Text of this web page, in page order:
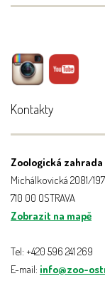
Kontakty
Zoologická
Michálkovická 2081/197
710 00 OSTRAVA
Zobrazit na mapě
Tel: +420 596 241 269
E-mail: info@zoo-